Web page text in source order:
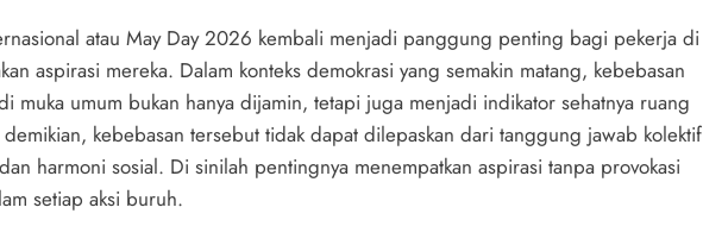
atau May Day 2026 kembali menjadi panggung penting bagi pekerja di
aspirasi mereka. Dalam konteks demokrasi yang semakin matang, kebebasan
muka umum bukan hanya dijamin, tetapi juga menjadi indikator sehatnya ruang
kebebasan tersebut tidak dapat dilepaskan dari tanggung jawab kolektif
harmoni sosial. Di sinilah pentingnya menempatkan aspirasi tanpa provokasi
setiap aksi buruh.